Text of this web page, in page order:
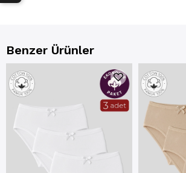
Benzer Ürünler